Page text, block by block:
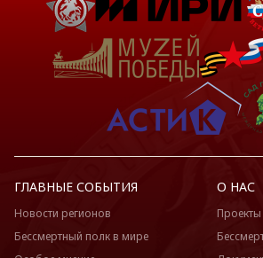
ГЛАВНЫЕ СОБЫТИЯ
Новости регионов
Бессмертный полк в мире
О НАС
Проекты